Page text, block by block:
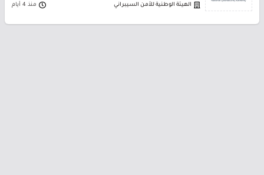
الهيئة الوطنية للأمن السيبراني منذ 4 أيام